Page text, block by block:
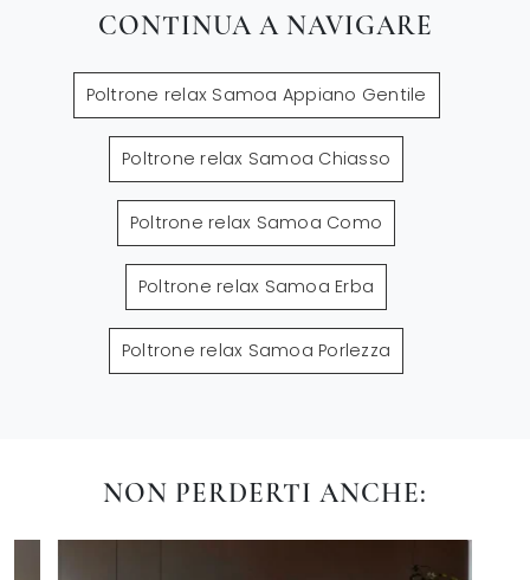
CONTINUA A NAVIGARE
Poltrone relax Samoa Appiano Gentile
Poltrone relax Samoa Chiasso
Poltrone relax Samoa Como
Poltrone relax Samoa Erba
Poltrone relax Samoa Porlezza
NON PERDERTI ANCHE: